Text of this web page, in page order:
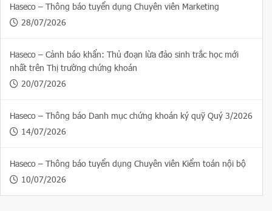
Haseco – Thông báo tuyển dụng Chuyên viên Marketing
28/07/2026
Haseco – Cảnh báo khẩn: Thủ đoạn lừa đảo sinh trắc học mới
nhất trên Thị trường chứng khoán
20/07/2026
Haseco – Thông báo Danh mục chứng khoán ký quỹ Quý 3/2026
14/07/2026
Haseco – Thông báo tuyển dụng Chuyên viên Kiểm toán nội bộ
10/07/2026